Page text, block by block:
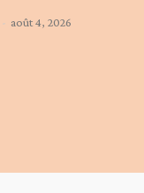
- août 4, 2026